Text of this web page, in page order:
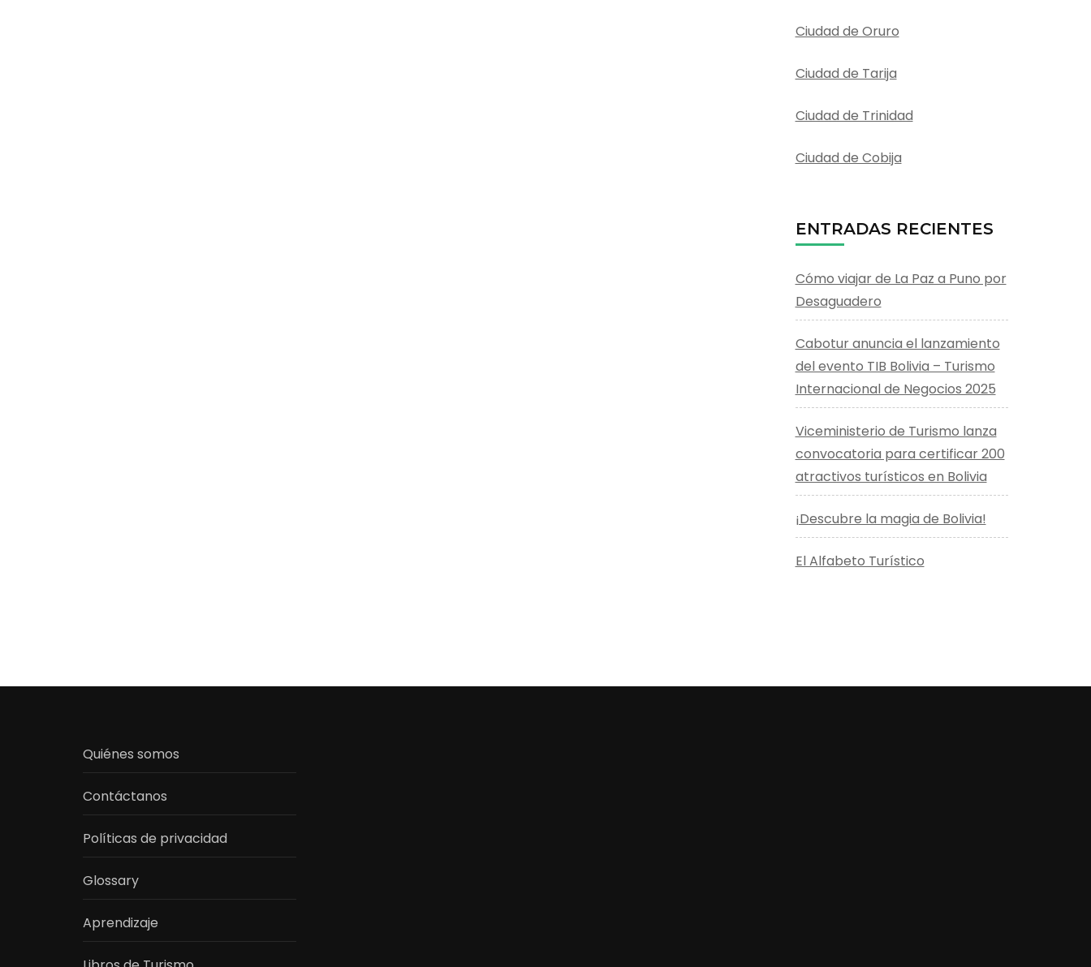
Ciudad de Oruro
Ciudad de Tarija
Ciudad de Trinidad
Ciudad de Cobija
ENTRADAS RECIENTES
Cómo viajar de La Paz a Puno por
Desaguadero
Cabotur anuncia el lanzamiento
del evento TIB Bolivia – Turismo
Internacional de Negocios 2025
Viceministerio de Turismo lanza
convocatoria para certificar 200
atractivos turísticos en Bolivia
¡Descubre la magia de Bolivia!
El Alfabeto Turístico
Quiénes somos
Contáctanos
Políticas de privacidad
Glossary
Aprendizaje